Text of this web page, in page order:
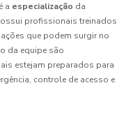
a especialização da
profissionais treinados
que podem surgir no
da equipe são
estejam preparados para
controle de acesso e